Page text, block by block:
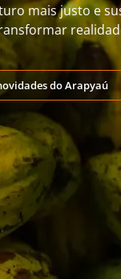
mais justo e
do Arapyaú